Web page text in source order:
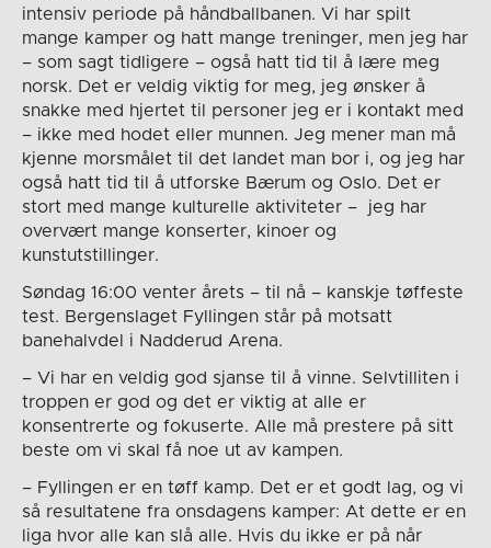
intensiv periode på håndballbanen. Vi har spilt
mange kamper og hatt mange treninger, men jeg har
– som sagt tidligere – også hatt tid til å lære meg
norsk. Det er veldig viktig for meg, jeg ønsker å
snakke med hjertet til personer jeg er i kontakt med
– ikke med hodet eller munnen. Jeg mener man må
kjenne morsmålet til det landet man bor i, og jeg har
også hatt tid til å utforske Bærum og Oslo. Det er
stort med mange kulturelle aktiviteter – jeg har
overvært mange konserter, kinoer og
kunstutstillinger.
Søndag 16:00 venter årets – til nå – kanskje tøffeste
test. Bergenslaget Fyllingen står på motsatt
banehalvdel i Nadderud Arena.
– Vi har en veldig god sjanse til å vinne. Selvtilliten i
troppen er god og det er viktig at alle er
konsentrerte og fokuserte. Alle må prestere på sitt
beste om vi skal få noe ut av kampen.
– Fyllingen er en tøff kamp. Det er et godt lag, og vi
så resultatene fra onsdagens kamper: At dette er en
liga hvor alle kan slå alle. Hvis du ikke er på når